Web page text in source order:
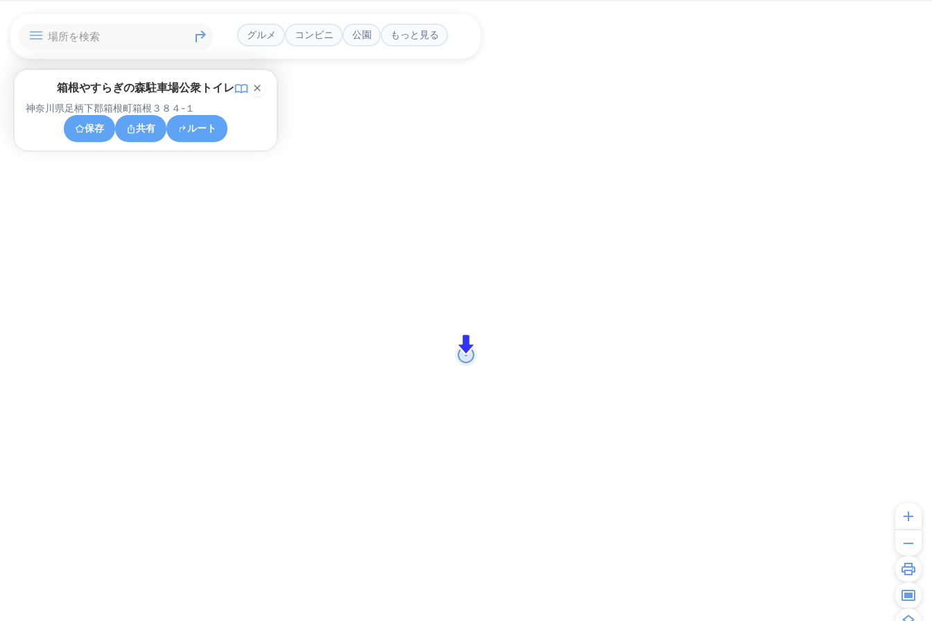
グルメ コンビニ 公園 もっと見る
箱根やすらぎの森駐車場公衆トイレ
神奈川県足柄下郡箱根町箱根３８４-１
保存
共有 ルート